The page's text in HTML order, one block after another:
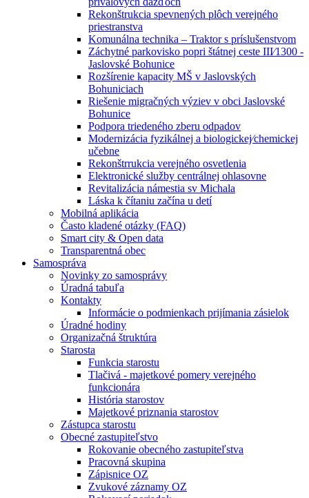
Rekonštrukcia spevnených plôch verejného
priestranstva
Komunálna technika – Traktor s príslušenstvom
Záchytné parkovisko popri štátnej ceste III⁄1300 -
Jaslovské Bohunice
Rozšírenie kapacity MŠ v Jaslovských
Bohuniciach
Riešenie migračných výziev v obci Jaslovské
Bohunice
Podpora triedeného zberu odpadov
Modernizácia fyzikálnej a biologickej⁄chemickej
učebne
Rekonštrrukcia verejného osvetlenia
Elektronické služby centrálnej ohlasovne
Revitalizácia námestia sv Michala
Láska k čítaniu začína u detí
Mobilná aplikácia
Často kladené otázky (FAQ)
Smart city & Open data
Transparentná obec
Samospráva
Novinky zo samosprávy
Úradná tabuľa
Kontakty
Informácie o podmienkach prijímania zásielok
Úradné hodiny
Organizačná štruktúra
Starosta
Funkcia starostu
Tlačivá - majetkové pomery verejného
funkcionára
História starostov
Majetkové priznania starostov
Zástupca starostu
Obecné zastupiteľstvo
Rokovanie obecného zastupiteľstva
Pracovná skupina
Zápisnice OZ
Zvukové záznamy OZ